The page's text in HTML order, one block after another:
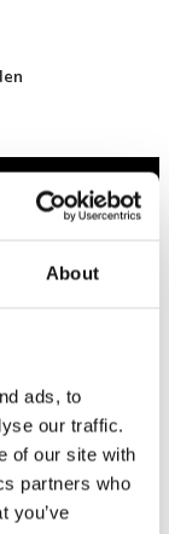
About
ads, to
our traffic.
of our site with
partners who
you’ve